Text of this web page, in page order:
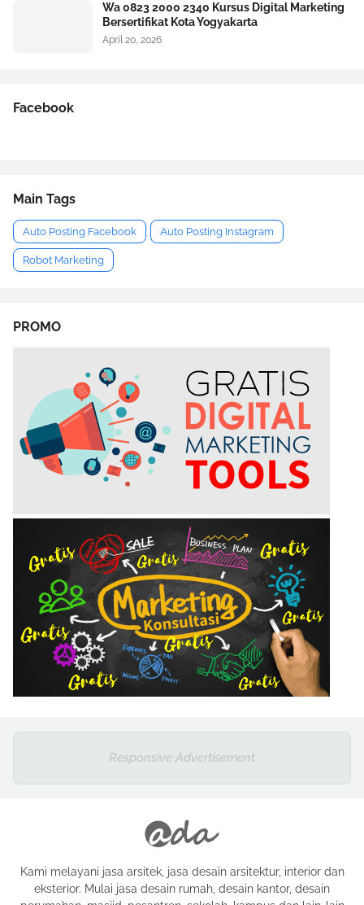
Wa 0823 2000 2340 Kursus Digital Marketing
Bersertifikat Kota Yogyakarta
April 20, 2026
Facebook
Main Tags
Auto Posting Facebook Auto Posting Instagram
Robot Marketing
PROMO
Responsive Advertisement
Kami melayani jasa arsitek, jasa desain arsitektur, interior dan
eksterior. Mulai jasa desain rumah, desain kantor, desain